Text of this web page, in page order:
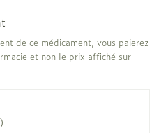
de ce médicament, vous paierez
et non le prix affiché sur